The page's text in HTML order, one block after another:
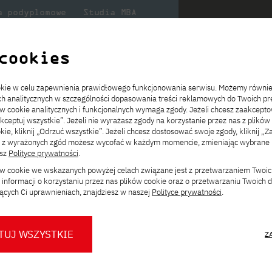
podyplomowe Studia MBA
Transfer z innej uczelni
Opłaty za studia
Redukcja czesnego
Stypendia
Dni otwarte PJATK
Wirtualny spacer po uczelni
Kalendarium wydarzeń
Konsultacje teczek SNM Kontakt
Studia stacjonarne I st. PL
Studia stacjonarne I st. EN
Studia stacjonarne II st. PL
Studia stacjonarne II st. EN
Studia niestacjonarne I st. PL
Studia niestacjonarne II st. PL
Studia niestacjonarne blended
Studia niestacjonarne blended
learning * II st. PL
* Z wykorzystaniem metod i technik
kształcenia na odległość
Wymiana z Japonią
Erasmus+
Uczelnie partnerskie
Dla studentów
Mobilność kadry
Staże w Japonii
Kontakt
O nas
JICA
Wirtualna Polska
Orange Polska
O Biurze Prasowym
anglojęzyczne
anglojęzyczne
.
architektów systemów, specjalistów AI,
technologii.
Zmień
ścieżkę studiów:
w celu zapewnienia prawidłowego funkcjonowania serwisu. Możemy
analitycznych w szczególności dopasowania treści reklamowych do Twoich
cookie analitycznych i funkcjonalnych wymaga zgody. Jeżeli chcesz
wszystkie”. Jeżeli nie wyrażasz zgody na korzystanie przez nas z
kliknij „Odrzuć wszystkie”. Jeżeli chcesz dostosować swoje zgody, kliknij
wyrażonych zgód możesz wycofać w każdym momencie, zmieniając wybrane
Polityce prywatności.
cookie we wskazanych powyżej celach związane jest z przetwarzaniem
o korzystaniu przez nas plików cookie oraz o przetwarzaniu Twoich
Ci uprawnieniach, znajdziesz w naszej Polityce prywatności.
WSZYSTKIE